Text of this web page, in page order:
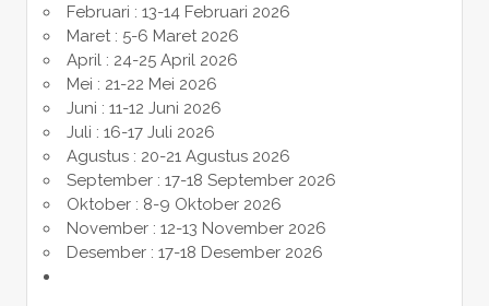
Februari : 13-14 Februari 2026
Maret : 5-6 Maret 2026
April : 24-25 April 2026
Mei : 21-22 Mei 2026
Juni : 11-12 Juni 2026
Juli : 16-17 Juli 2026
Agustus : 20-21 Agustus 2026
September : 17-18 September 2026
Oktober : 8-9 Oktober 2026
November : 12-13 November 2026
Desember : 17-18 Desember 2026